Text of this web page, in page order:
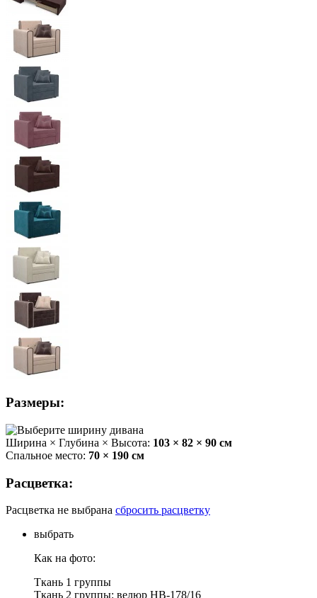
Размеры:
Ширина × Глубина × Высота: 103 × 82 × 90 см
Спальное место: 70 × 190 см
Расцветка:
Расцветка не выбрана сбросить расцветку
выбрать
Как на фото:
Ткань 1 группы
Ткань 2 группы: велюр НВ-178/16